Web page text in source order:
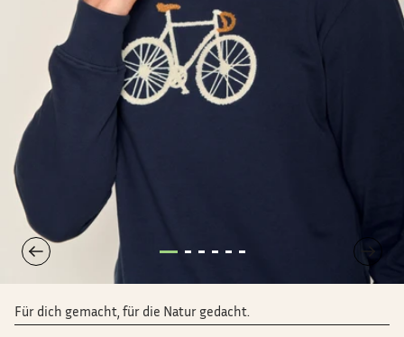
Für dich gemacht, für die Natur gedacht.